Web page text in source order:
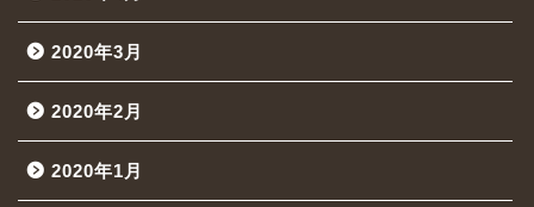
2020年3月
2020年2月
2020年1月